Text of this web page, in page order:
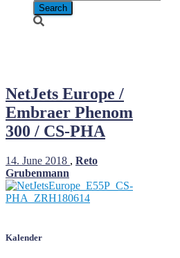
for:
NetJets Europe /
Embraer Phenom
300 / CS-PHA
14. June 2018 , Reto
Grubenmann
Kalender